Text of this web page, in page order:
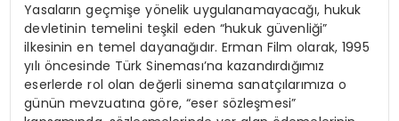
Yasaların geçmişe yönelik uygulanamayacağı, hukuk
devletinin temelini teşkil eden “hukuk güvenliği”
ilkesinin en temel dayanağıdır. Erman Film olarak, 1995
yılı öncesinde Türk Sineması’na kazandırdığımız
eserlerde rol olan değerli sinema sanatçılarımıza o
günün mevzuatına göre, “eser sözleşmesi”